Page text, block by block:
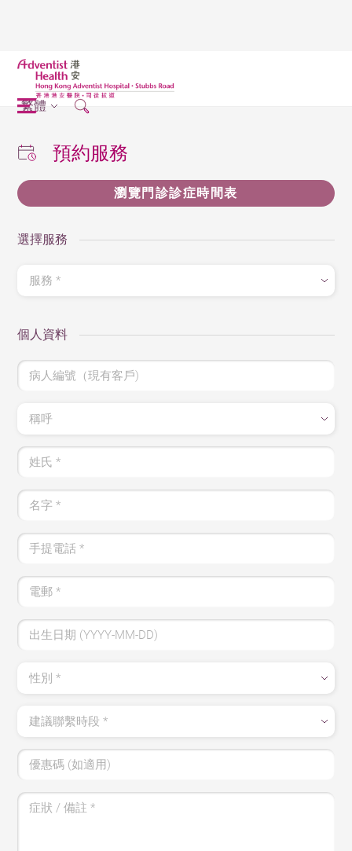
繁體
預約服務
瀏覽門診診症時間表
選擇服務
服務*
個人資料
病人編號（現有客戶)
稱呼
姓氏*
名字*
手提電話*
電郵*
出生日期 (YYYY-MM-DD)
性別*
建議聯繫時段*
優惠碼 (如適用)
症狀 / 備註*